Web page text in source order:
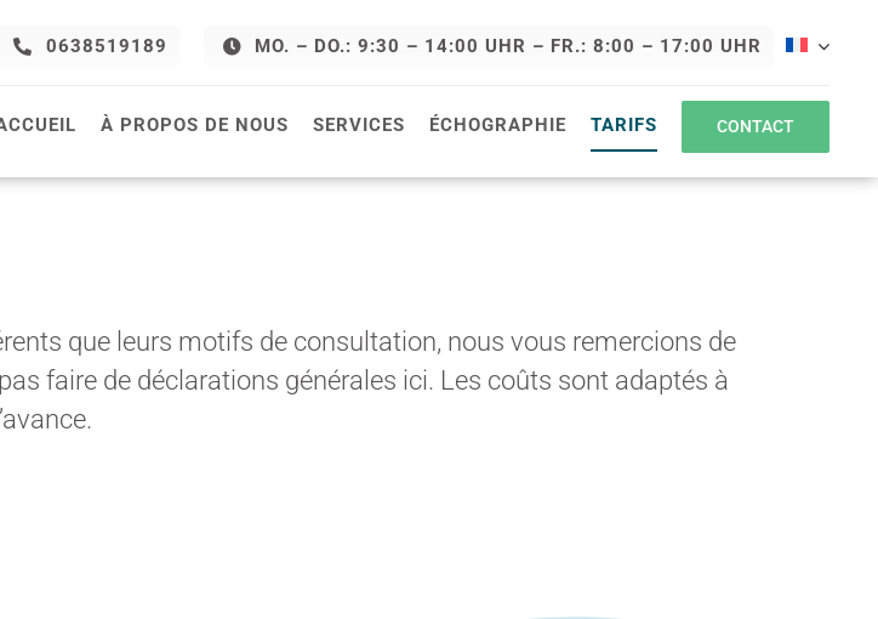
0638519189 MO. – DO.: 9:30 – 14:00 UHR – FR.: 8:00 – 17:00 UHR
À PROPOS DE NOUS SERVICES ÉCHOGRAPHIE TARIFS CONTACT
que leurs motifs de consultation, nous vous remercions de
faire de déclarations générales ici. Les coûts sont adaptés à